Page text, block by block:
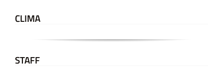
CLIMA
STAFF